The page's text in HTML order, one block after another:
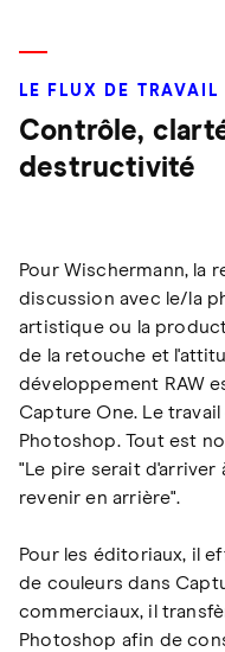
LE FLUX DE TRAVAIL
Contrôle,
destructivité
Pour Wischermann, la
discussion avec le/la
artistique ou la
de la retouche et
développement RAW
Capture One. Le
Photoshop. Tout est
"Le pire serait d'arriver
revenir en arrière".
Pour les éditoriaux, il
de couleurs dans
commerciaux, il
Photoshop afin de